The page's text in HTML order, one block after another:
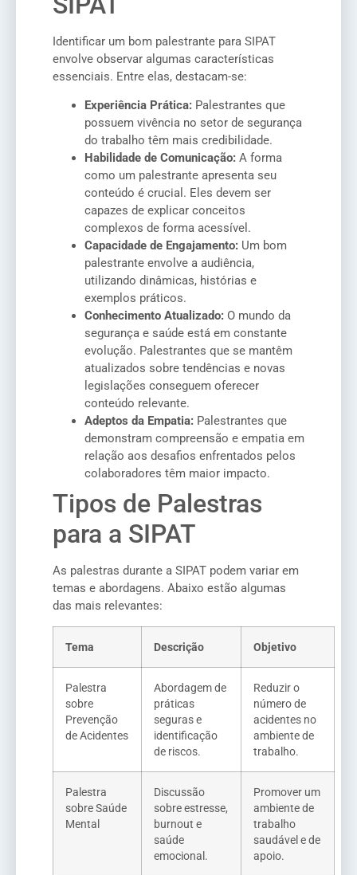
Identificar um bom palestrante para SIPAT
envolve observar algumas características
essenciais. Entre elas, destacam-se:
Experiência Prática: Palestrantes que
possuem vivência no setor de segurança
do trabalho têm mais credibilidade.
Habilidade de Comunicação: A forma
como um palestrante apresenta seu
conteúdo é crucial. Eles devem ser
capazes de explicar conceitos
complexos de forma acessível.
Capacidade de Engajamento: Um bom
palestrante envolve a audiência,
utilizando dinâmicas, histórias e
exemplos práticos.
Conhecimento Atualizado: O mundo da
segurança e saúde está em constante
evolução. Palestrantes que se mantêm
atualizados sobre tendências e novas
legislações conseguem oferecer
conteúdo relevante.
Adeptos da Empatia: Palestrantes que
demonstram compreensão e empatia em
relação aos desafios enfrentados pelos
colaboradores têm maior impacto.
Tipos de Palestras
para a SIPAT
As palestras durante a SIPAT podem variar em
temas e abordagens. Abaixo estão algumas
das mais relevantes:
Tema Descrição Objetivo
Palestra
sobre
Prevenção
de Acidentes
Abordagem de
práticas
seguras e
identificação
de riscos.
Reduzir o
número de
acidentes no
ambiente de
trabalho.
Palestra
sobre Saúde
Mental
Discussão
sobre estresse,
burnout e
saúde
emocional.
Promover um
ambiente de
trabalho
saudável e de
apoio.